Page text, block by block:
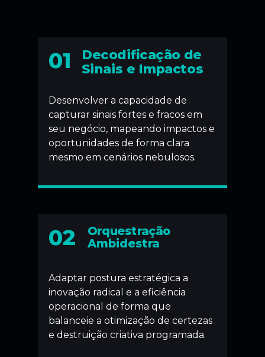
01
Desenvolver a capacidade de
capturar sinais fortes e fracos em
seu negócio, mapeando impactos e
oportunidades de forma clara
mesmo em cenários nebulosos.
Decodificação de
Sinais e Impactos
02
Adaptar postura estratégica a
inovação radical e a eficiência
operacional de forma que
balanceie a otimização de certezas
e destruição criativa programada.
Orquestração
Ambidestra